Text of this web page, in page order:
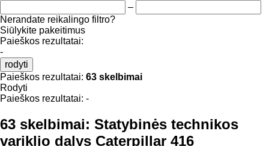
–
Nerandate reikalingo filtro?
Siūlykite pakeitimus
Paieškos rezultatai:
-
rodyti
Paieškos rezultatai: 63 skelbimai
Rodyti
Paieškos rezultatai: -
63 skelbimai: Statybinės technikos
variklio dalys Caterpillar 416